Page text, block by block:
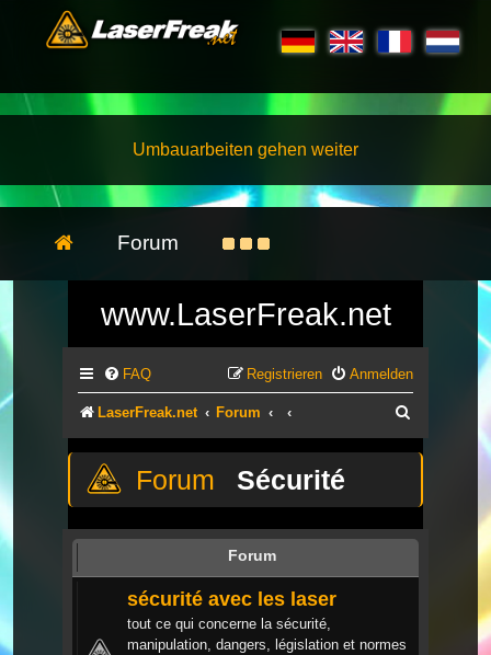
Umbauarbeiten gehen weiter
Forum
www.LaserFreak.net
FAQ Anmelden
Registrieren
LaserFreak.net Forum
Sécurité
Forum
sécurité avec les laser
tout ce qui concerne la sécurité,
manipulation, dangers, législation et normes